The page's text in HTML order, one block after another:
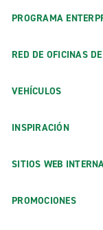
PROGRAMA
RED DE OFICINAS
VEHÍCULOS
INSPIRACIÓN
SITIOS WEB
PROMOCIONES